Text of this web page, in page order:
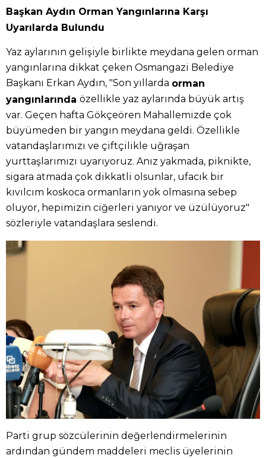
Başkan Aydın Orman Yangınlarına Karşı
Uyarılarda Bulundu
Yaz aylarının gelişiyle birlikte meydana gelen orman
yangınlarına dikkat çeken Osmangazi Belediye
Başkanı Erkan Aydın, "Son yıllarda orman
yangınlarında özellikle yaz aylarında büyük artış
var. Geçen hafta Gökçeören Mahallemizde çok
büyümeden bir yangın meydana geldi. Özellikle
vatandaşlarımızı ve çiftçilikle uğraşan
yurttaşlarımızı uyarıyoruz. Anız yakmada, piknikte,
sigara atmada çok dikkatli olsunlar, ufacık bir
kıvılcım koskoca ormanların yok olmasına sebep
oluyor, hepimizin ciğerleri yanıyor ve üzülüyoruz"
sözleriyle vatandaşlara seslendi.
Parti grup sözcülerinin değerlendirmelerinin
ardından gündem maddeleri meclis üyelerinin